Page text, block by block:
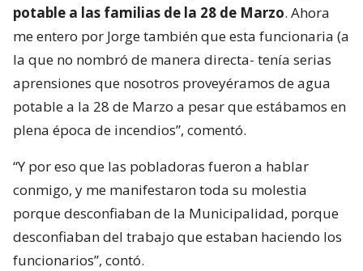
potable a las familias de la 28 de Marzo. Ahora
me entero por Jorge también que esta funcionaria (a
la que no nombró de manera directa- tenía serias
aprensiones que nosotros proveyéramos de agua
potable a la 28 de Marzo a pesar que estábamos en
plena época de incendios”, comentó.
“Y por eso que las pobladoras fueron a hablar
conmigo, y me manifestaron toda su molestia
porque desconfiaban de la Municipalidad, porque
desconfiaban del trabajo que estaban haciendo los
funcionarios”, contó.